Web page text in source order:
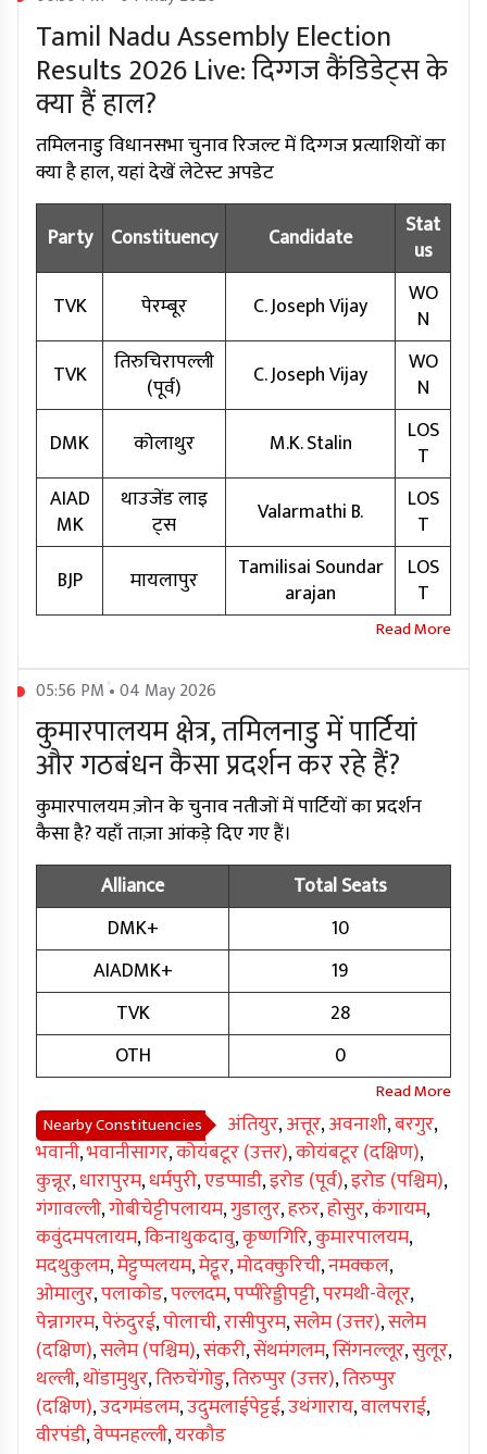
Tamil Nadu Assembly Election
Results 2026 Live: दिग्गज कैंडिडेट्स के
क्या हैं हाल?
तमिलनाडु विधानसभा चुनाव रिजल्ट में दिग्गज प्रत्याशियों का
क्या है हाल, यहां देखें लेटेस्ट अपडेट
Party
Constituency Candidate
Stat
us
TVK
पेरम्बूर C. Joseph Vijay
WO
N
TVK
तिरुचिरापल्ली
(पूर्व)
C. Joseph Vijay
WO
N
DMK
कोलाथुर M.K. Stalin
LOS
T
AIAD
MK
थाउजेंड लाइ
ट्स
Valarmathi B.
LOS
T
BJP
मायलापुर
Tamilisai Soundar
arajan
LOS
T
05:56 PM • 04 May 2026
कुमारपालयम क्षेत्र, तमिलनाडु में पार्टियां
और गठबंधन कैसा प्रदर्शन कर रहे हैं?
कुमारपालयम ज़ोन के चुनाव नतीजों में पार्टियों का प्रदर्शन
कैसा है? यहाँ ताज़ा आंकड़े दिए गए हैं।
Alliance
Total Seats
DMK+
10
AIADMK+
19
TVK
28
OTH
0
Nearby Constituencies अंतियुर,अत्तूर,अवनाशी,बरगुर,
भवानी,भवानीसागर,कोयंबटूर (उत्तर),कोयंबटूर (दक्षिण),
कुन्नूर,धारापुरम,धर्मपुरी,एडप्पाडी,इरोड (पूर्व),इरोड (पश्चिम),
गंगावल्ली,गोबीचेट्टीपलायम,गुडालुर,हरुर,होसुर,कंगायम,
कवुंदमपलायम,किनाथुकदावु,कृष्णगिरि,कुमारपालयम,
मदथुकुलम,मेट्टुप्पलयम,मेट्टूर,मोदक्कुरिची,नमक्कल,
ओमालुर,पलाकोड,पल्लदम,पप्पीरेड्डीपट्टी,परमथी-वेलूर,
पेन्नागरम,पेरुंदुरई,पोलाची,रासीपुरम,सलेम (उत्तर),सलेम
(दक्षिण),सलेम (पश्चिम),संकरी,सेंथमंगलम,सिंगनल्लूर,सुलूर,
थल्ली,थोंडामुथुर,तिरुचेंगोडु,तिरुप्पुर (उत्तर),तिरुप्पुर
(दक्षिण),उदगमंडलम,उदुमलाईपेट्टई,उथंगाराय,वालपराई,
वीरपंडी,वेप्पनहल्ली,यरकौड